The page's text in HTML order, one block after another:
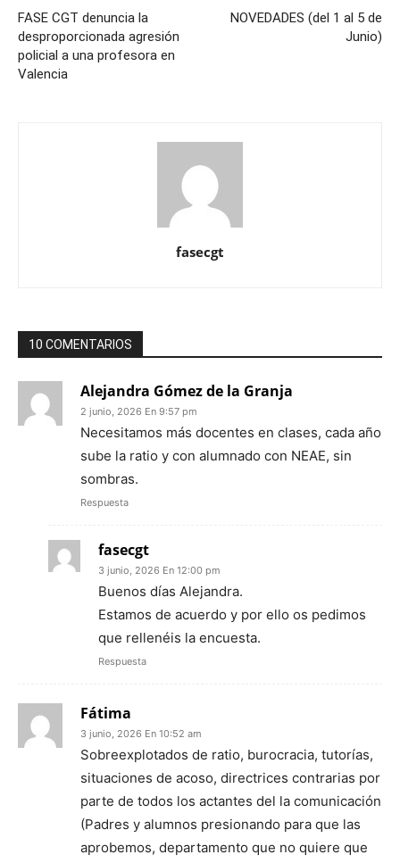
FASE CGT denuncia la
desproporcionada agresión
policial a una profesora en
Valencia
NOVEDADES (del 1 al 5 de
Junio)
fasecgt
10 COMENTARIOS
Alejandra Gómez de la Granja
2 junio, 2026 En 9:57 pm
Necesitamos más docentes en clases, cada año
sube la ratio y con alumnado con NEAE, sin
sombras.
Respuesta
fasecgt
3 junio, 2026 En 12:00 pm
Buenos días Alejandra.
Estamos de acuerdo y por ello os pedimos
que rellenéis la encuesta.
Respuesta
Fátima
3 junio, 2026 En 10:52 am
Sobreexplotados de ratio, burocracia, tutorías,
situaciones de acoso, directrices contrarias por
parte de todos los actantes del la comunicación
(Padres y alumnos presionando para que las
aprobemos, departamento que no quiere que